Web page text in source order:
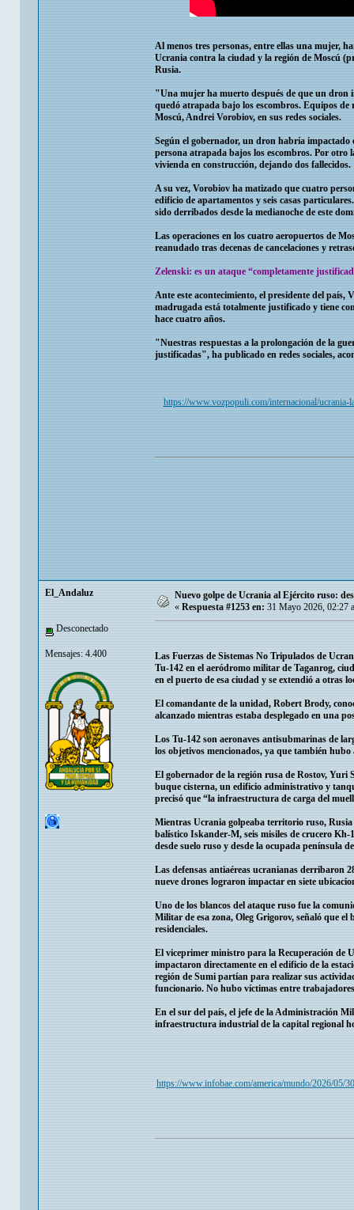
Al menos tres personas, entre ellas una mujer,
Ucrania contra la ciudad y la región de Moscú
Rusia.
"Una mujer ha muerto después de que un dron
quedó atrapada bajo los escombros. Equipos
Moscú, Andrei Vorobiov, en sus redes sociales.
Según el gobernador, un dron habría
persona atrapada bajos los escombros. Por
vivienda en construcción, dejando dos fallecidos.
A su vez, Vorobiov ha matizado que cuatro
edificio de apartamentos y seis casas
sido derribados desde la medianoche de este
Las operaciones en los cuatro aeropuertos de
reanudado tras decenas de cancelaciones y
Zelenski: es un ataque “completamente
Ante este acontecimiento, el presidente del país,
madrugada está totalmente justificado y tiene
hace cuatro años.
"Nuestras respuestas a la prolongación de la
justificadas", ha publicado en redes sociales,
https://www.vozpopuli.com/internacional/ucrania-
El_Andaluz
Desconectado
Mensajes: 4.400
Nuevo golpe de Ucrania al Ejército ruso:
« Respuesta #1253 en: 31 Mayo 2026, 02:27
Las Fuerzas de Sistemas No Tripulados de
Tu-142 en el aeródromo militar de Taganrog,
en el puerto de esa ciudad y se extendió a otras
El comandante de la unidad, Robert Brody,
alcanzado mientras estaba desplegado en una
Los Tu-142 son aeronaves antisubmarinas de
los objetivos mencionados, ya que también
El gobernador de la región rusa de Rostov, Yuri
buque cisterna, un edificio administrativo y
precisó que “la infraestructura de carga del
Mientras Ucrania golpeaba territorio ruso,
balístico Iskander-M, seis misiles de crucero
desde suelo ruso y desde la ocupada península
Las defensas antiaéreas ucranianas derribaron
nueve drones lograron impactar en siete
Uno de los blancos del ataque ruso fue la
Militar de esa zona, Oleg Grigorov, señaló que
residenciales.
El viceprimer ministro para la Recuperación de
impactaron directamente en el edificio de la
región de Sumi partían para realizar sus
funcionario. No hubo víctimas entre
En el sur del país, el jefe de la Administración
infraestructura industrial de la capital regional
https://www.infobae.com/america/mundo/2026/05/